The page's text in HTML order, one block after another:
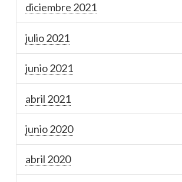
diciembre 2021
julio 2021
junio 2021
abril 2021
junio 2020
abril 2020